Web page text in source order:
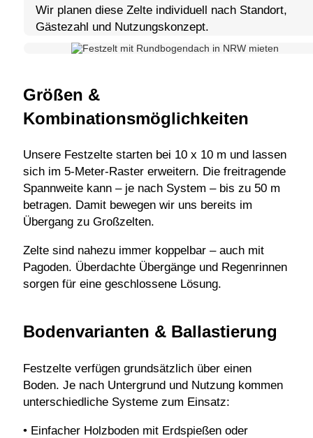
Wir planen diese Zelte individuell nach Standort,
Gästezahl und Nutzungskonzept.
Größen &
Kombinationsmöglichkeiten
Unsere Festzelte starten bei 10 x 10 m und lassen
sich im 5-Meter-Raster erweitern. Die freitragende
Spannweite kann – je nach System – bis zu 50 m
betragen. Damit bewegen wir uns bereits im
Übergang zu Großzelten.
Zelte sind nahezu immer koppelbar – auch mit
Pagoden. Überdachte Übergänge und Regenrinnen
sorgen für eine geschlossene Lösung.
Bodenvarianten & Ballastierung
Festzelte verfügen grundsätzlich über einen
Boden. Je nach Untergrund und Nutzung kommen
unterschiedliche Systeme zum Einsatz:
• Einfacher Holzboden mit Erdspießen oder